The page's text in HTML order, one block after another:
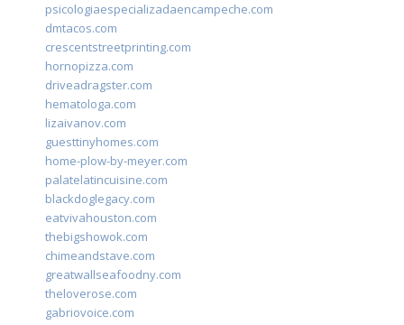
psicologiaespecializadaencampeche.com
dmtacos.com
crescentstreetprinting.com
hornopizza.com
driveadragster.com
hematologa.com
lizaivanov.com
guesttinyhomes.com
home-plow-by-meyer.com
palatelatincuisine.com
blackdoglegacy.com
eatvivahouston.com
thebigshowok.com
chimeandstave.com
greatwallseafoodny.com
theloverose.com
gabriovoice.com